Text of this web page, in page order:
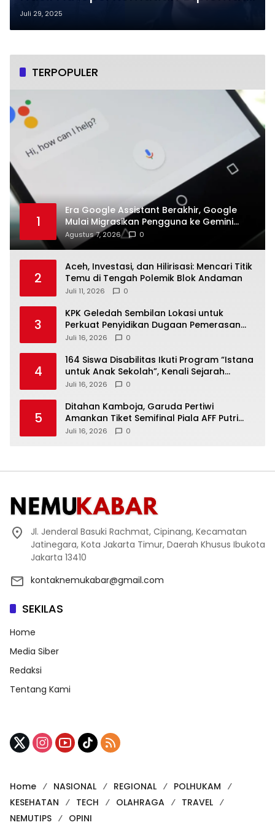
Arya Daru
Juli 29, 2025
TERPOPULER
1
Era Google Assistant Berakhir, Google
Mulai Migrasikan Pengguna ke Gemini
Secara Bertahap
Agustus 7, 2026 0
2
Aceh, Investasi, dan Hilirisasi: Mencari Titik
Temu di Tengah Polemik Blok Andaman
Juli 11, 2026 0
3
KPK Geledah Sembilan Lokasi untuk
Perkuat Penyidikan Dugaan Pemerasan
Bupati Sukoharjo Nonaktif
Juli 16, 2026 0
4
164 Siswa Disabilitas Ikuti Program “Istana
untuk Anak Sekolah”, Kenali Sejarah
Bangsa dan Pemerintahan
Juli 16, 2026 0
5
Ditahan Kamboja, Garuda Pertiwi
Amankan Tiket Semifinal Piala AFF Putri
2026
Juli 16, 2026 0
Jl. Jenderal Basuki Rachmat, Cipinang, Kecamatan
Jatinegara, Kota Jakarta Timur, Daerah Khusus Ibukota
Jakarta 13410
kontaknemukabar@gmail.com
SEKILAS
Home
Media Siber
Redaksi
Tentang Kami
Home NASIONAL REGIONAL
POLHUKAM
KESEHATAN
TECH OLAHRAGA
TRAVEL
NEMUTIPS
OPINI